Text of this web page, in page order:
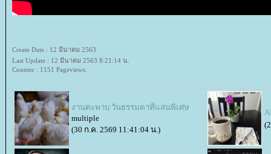
Create Date : 12 มีนาคม 2563
Last Update : 12 มีนาคม 2563 8:21:14 น.
Counter : 1151 Pageviews.
งานตะพาบ วันธรรมดาที่แสนพิเศษ
multiple
(30 ก.ค. 2569 11:41:04 น.)